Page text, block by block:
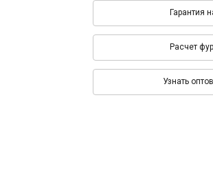
Гарантия
Расчет
Узнать